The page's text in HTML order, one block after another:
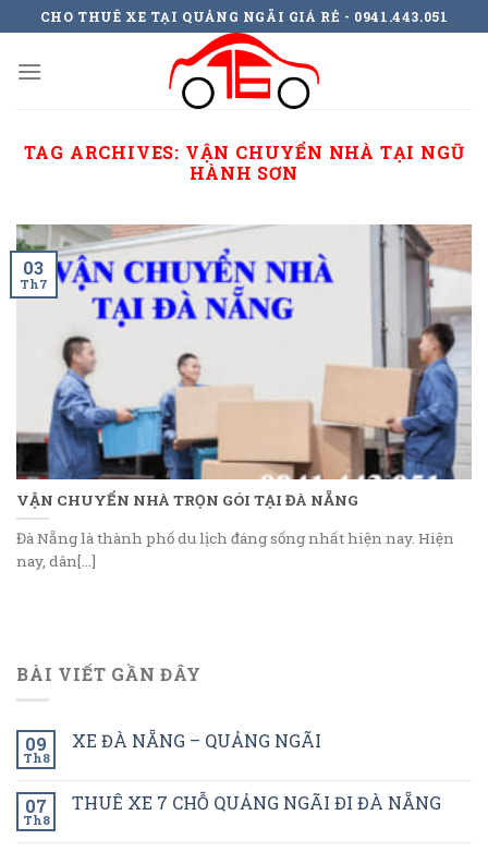
to
content
CHO THUÊ XE TẠI QUẢNG NGÃI GIÁ RẺ - 0941.443.051
TAG ARCHIVES: VẬN CHUYỂN NHÀ TẠI NGŨ
HÀNH SƠN
VẬN CHUYỂN NHÀ TRỌN GÓI TẠI ĐÀ NẴNG
Đà Nẵng là thành phố du lịch đáng sống nhất hiện nay. Hiện
nay, dân[...]
03
Th7
BÀI VIẾT GẦN ĐÂY
09
Th8
XE ĐÀ NẴNG – QUẢNG NGÃI
07
Th8
THUÊ XE 7 CHỖ QUẢNG NGÃI ĐI ĐÀ NẴNG